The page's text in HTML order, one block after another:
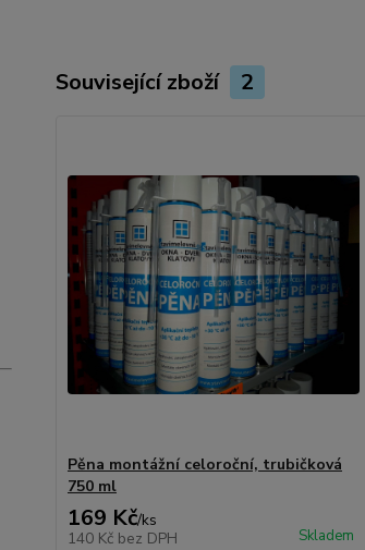
Související zboží 2
Pěna montážní celoroční, trubičková
750 ml
169 Kč/ks
140 Kč bez DPH Skladem